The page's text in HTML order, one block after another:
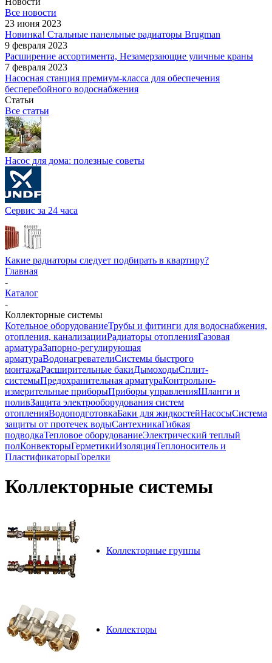
Все новости
23 июня 2023
Новинка! Стальные панельные радиаторы Brugman
9 февраля 2023
Расширение ассортимента, Незамерзающие уличные краны
7 февраля 2023
Насосная станция премиум-класса для обеспечения
бесперебойного водоснабжения
Статьи
Все статьи
Насос для дома: полезные советы
Сервис за 24 часа
Какие радиаторы следует подбирать в квартиру?
Главная
-
Каталог
-
Коллекторные системы
Котельное оборудованиеТрубы и фитинги для водоснабжения,
отопления, канализацииРадиаторы отопленияГазовая
арматураЗапорно-регулирующая
арматураВодонагревателиСистемы быстрого
монтажаРасширительные бакиДымоходыСплит-
системыПредохранительная арматураКонтрольно-
измерительные приборыПриборы управленияШланги и
поливЗащита электрооборудования систем
отопленияВодоподготовкаБаки для жидкостейНасосыСистема
защиты от протечек водыСантехникаГибкая
подводкаТепловое оборудованиеЭлектрический теплый
полКонвекторыГерметикиИзоляцияТеплоноситель и
ПластификаторыГорелки
Коллекторные системы
Коллекторные группы
Коллекторы